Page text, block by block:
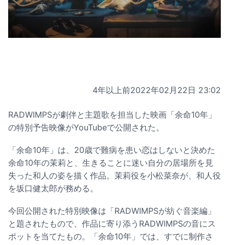
4年以上前2022年02月22日 23:02
RADWIMPSが劇伴と主題歌を担当した映画「余命10年」
の特別予告映像がYouTubeで公開された。
「余命10年」は、20歳で難病を患い恋はしないと決めた
余命10年の茉莉と、生きることに迷い自分の居場所を見
失った和人の姿を描く作品。茉莉役を小松菜奈が、和人役
を坂口健太郎が務める。
今回公開された特別映像は「RADWIMPSが紡ぐ音楽編」
と題されたもので、作品に寄り添うRADWIMPSの音にス
ポットを当てたもの。「余命10年」では、すでに制作さ